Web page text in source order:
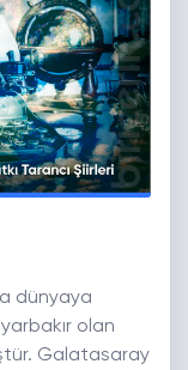
dünyaya
olan
Galatasaray